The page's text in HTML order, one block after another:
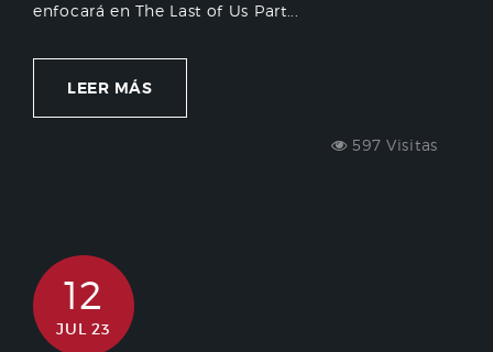
enfocará en The Last of Us Part...
LEER MÁS
597 Visitas
12
JUL 23